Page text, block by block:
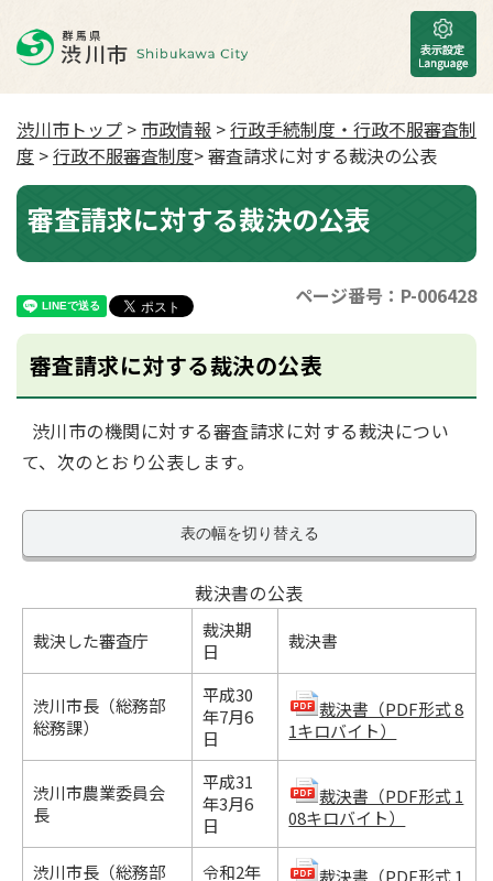
渋川市トップ > 市政情報 >行政手続制度・行政不服審査制
度 >行政不服審査制度> 審査請求に対する裁決の公表
審査請求に対する裁決の公表
ページ番号：P-006428
審査請求に対する裁決の公表
渋川市の機関に対する審査請求に対する裁決につい
て、次のとおり公表します。
表の幅を切り替える
裁決書の公表
裁決した審査庁
裁決期
日
裁決書
渋川市長（総務部
総務課）
平成30
年7月6
日
裁決書（PDF形式 8
1キロバイト）
渋川市農業委員会
長
平成31
年3月6
日
裁決書（PDF形式 1
08キロバイト）
渋川市長（総務部
令和2年
裁決書（PDF形式 1